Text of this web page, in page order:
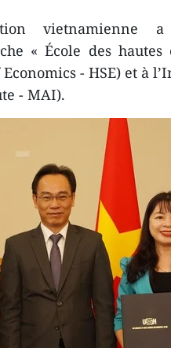
vietnamienne
« École des hautes
- HSE) et à
- MAI).